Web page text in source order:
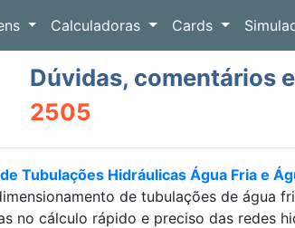
Calculadoras Cards
Dúvidas, comentários
2505
Tubulações Hidráulicas Água Fria e
de tubulações de água
no cálculo rápido e preciso das redes